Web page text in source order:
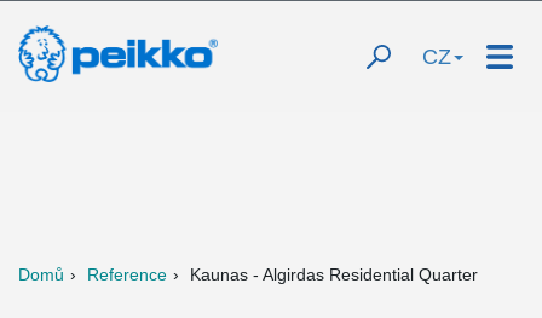
CZ
Domů Reference Kaunas - Algirdas Residential Quarter